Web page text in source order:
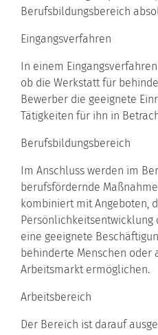
Berufsbildungsbereich
Eingangsverfahren
In einem
ob die Werkstatt für
Bewerber die geeignete
Tätigkeiten für ihn in
Berufsbildungsbereich
Im Anschluss werden im
berufsfördernde
kombiniert mit Angeboten,
Persönlichkeitsentwicklung
eine geeignete
behinderte Menschen oder
Arbeitsmarkt ermöglichen.
Arbeitsbereich
Der Bereich ist darauf